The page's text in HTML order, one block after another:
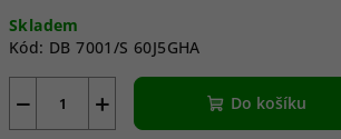
cena:
Skladem
Kód: DB 7001/S 60J5GHA
+
− Do košíku